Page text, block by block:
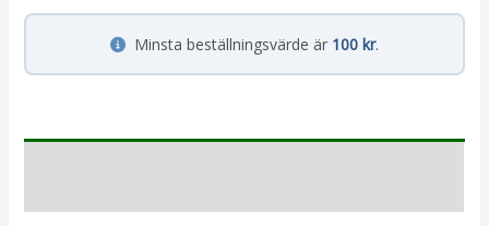
Minsta beställningsvärde är 100 kr.